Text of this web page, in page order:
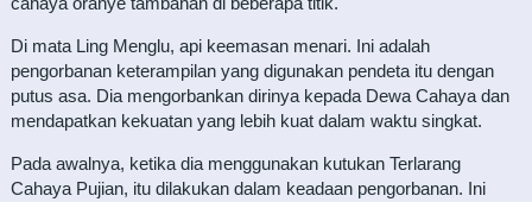
Di mata Ling Menglu, api keemasan menari. Ini adalah
pengorbanan keterampilan yang digunakan pendeta itu dengan
putus asa. Dia mengorbankan dirinya kepada Dewa Cahaya dan
mendapatkan kekuatan yang lebih kuat dalam waktu singkat.
Pada awalnya, ketika dia menggunakan kutukan Terlarang
Cahaya Pujian, itu dilakukan dalam keadaan pengorbanan. Ini